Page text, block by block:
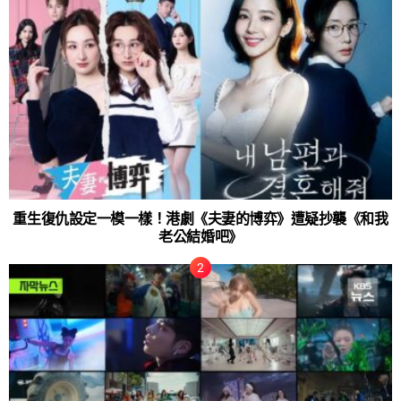
重生復仇設定一模一樣！港劇《夫妻的博弈》遭疑抄襲《和我
老公結婚吧》